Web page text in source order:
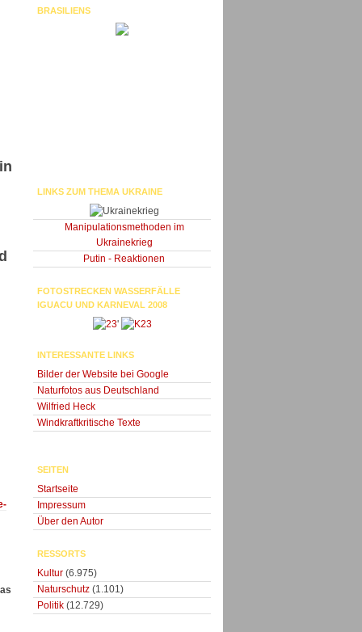
BRASILIENS
LINKS ZUM THEMA UKRAINE
Manipulationsmethoden im
Ukrainekrieg
Putin - Reaktionen
FOTOSTRECKEN WASSERFÄLLE
IGUACU UND KARNEVAL 2008
'
INTERESSANTE LINKS
Bilder der Website bei Google
Naturfotos aus Deutschland
Wilfried Heck
Windkraftkritische Texte
SEITEN
Startseite
Impressum
Über den Autor
RESSORTS
Kultur (6.975)
Naturschutz (1.101)
Politik (12.729)